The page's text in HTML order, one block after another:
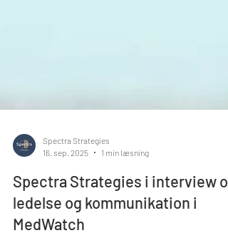
Spectra Strategies
Spectra Strategies i interview
ledelse og kommunikation i